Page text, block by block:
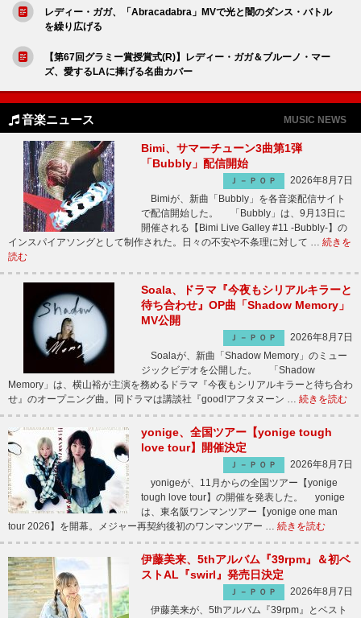
レディー・ガガ、「Abracadabra」MVで光と闇のダンス・バトル
を繰り広げる
【第67回グラミー賞授賞式(R)】レディー・ガガ＆ブルーノ・マー
ズ、愛するLAに捧げる名曲カバー
音楽ニュース MUSIC NEWS
Bimi、サマーチューン3曲第1弾
「Bubbly」配信開始
Ｊ－ＰＯＰ
2026年8月7日
Bimiが、新曲「Bubbly」を各音楽配信サイト
で配信開始した。 「Bubbly」は、9月13日に
開催される【Bimi Live Galley #11 -Bubbly-】の
インスパイアソングとして制作された。日々の不安や不条理に対して … 続きを
読む
Soala、ドラマ『今夜もシリアルキラーと
待ち合わせ』OP曲「Shadow Memory」
MV公開
Ｊ－ＰＯＰ
2026年8月7日
Soalaが、新曲「Shadow Memory」のミュー
ジックビデオを公開した。 「Shadow
Memory」は、横山裕が主演を務めるドラマ『今夜もシリアルキラーと待ち合わ
せ』のオープニング曲。同ドラマは講談社『good!アフタヌーン … 続きを読む
yonige、全国ツアー【yonige tough
love tour】開催決定
Ｊ－ＰＯＰ
2026年8月7日
yonigeが、11月からの全国ツアー【yonige
tough love tour】の開催を発表した。 yonige
は、東名阪ワンマンツアー【yonige one man
tour 2026】を開幕。メジャー再契約後初のワンマンツアー … 続きを読む
伊藤美来、5thアルバム『39rpm』＆初ベ
ストAL『swirl』発売日決定
Ｊ－ＰＯＰ
2026年8月7日
伊藤美来が、5thアルバム『39rpm』とベスト